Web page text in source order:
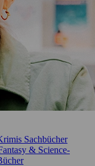
Sachbücher
& Science-